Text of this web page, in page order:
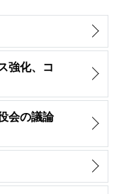
強化、コ
会の議論